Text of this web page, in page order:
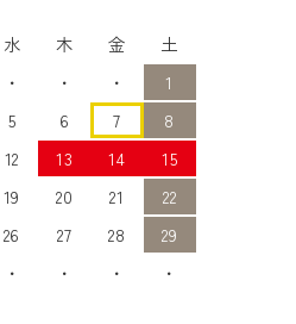
水 木 金
土
・ ・ ・
1
5 6 7
8
12 13 14
15
19 20 21
22
26 27 28
29
・ ・ ・ ・